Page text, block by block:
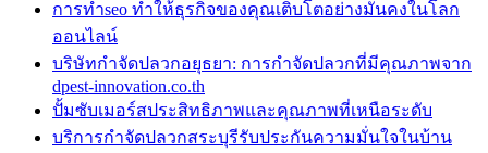
การทำseo ทำให้ธุรกิจของคุณเติบโตอย่างมั่นคงในโลก
ออนไลน์
บริษัทกำจัดปลวกอยุธยา: การกำจัดปลวกที่มีคุณภาพจาก
dpest-innovation.co.th
ปั้มซับเมอร์สประสิทธิภาพและคุณภาพที่เหนือระดับ
บริการกำจัดปลวกสระบุรีรับประกันความมั่นใจในบ้าน